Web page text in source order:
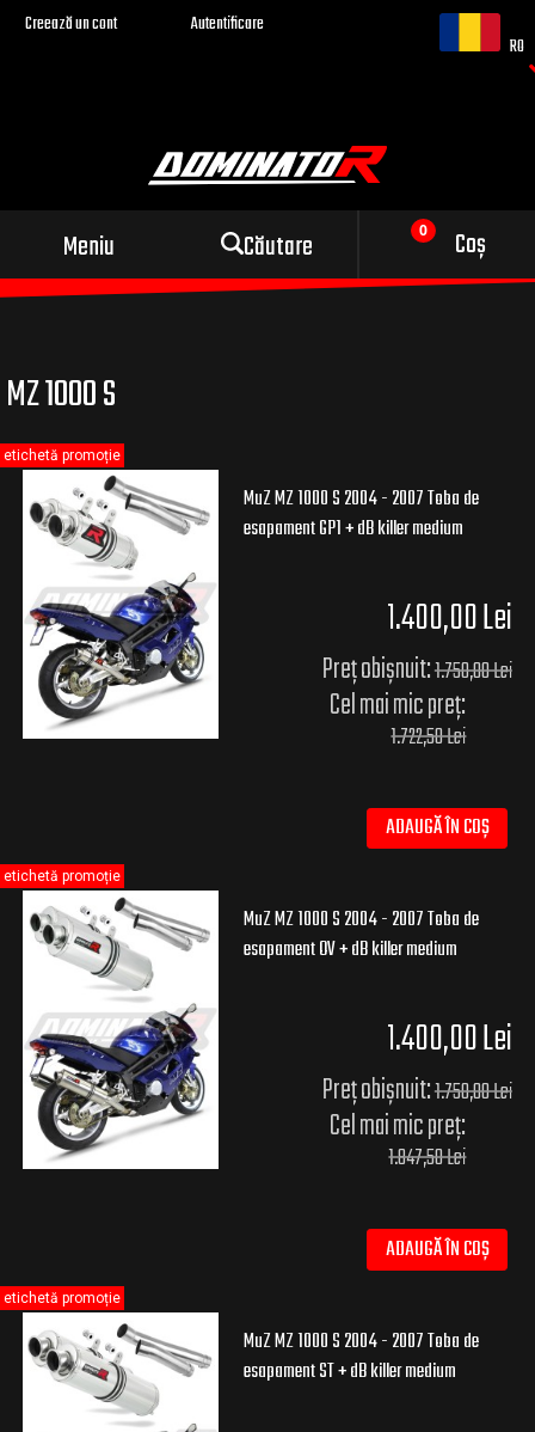
Creează un cont
Autentificare
RO
Meniu Căutare Coș
Evacuare sport pentru
motocicleta ta
MZ 1000 S
MuZ MZ 1000 S 2004 - 2007 Toba de
esapament GP1 + dB killer medium
1.400,00 Lei
Preț obișnuit:1.750,00 Lei
Cel mai mic preț:
1.722,50 Lei
ADAUGĂ ÎN COȘ
etichetă promoție
MuZ MZ 1000 S 2004 - 2007 Toba de
esapament OV + dB killer medium
1.400,00 Lei
Preț obișnuit:1.750,00 Lei
Cel mai mic preț:
1.847,50 Lei
ADAUGĂ ÎN COȘ
etichetă promoție
MuZ MZ 1000 S 2004 - 2007 Toba de
esapament ST + dB killer medium
etichetă promoție